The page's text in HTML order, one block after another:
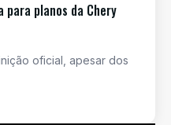
planos da Chery
oficial, apesar dos